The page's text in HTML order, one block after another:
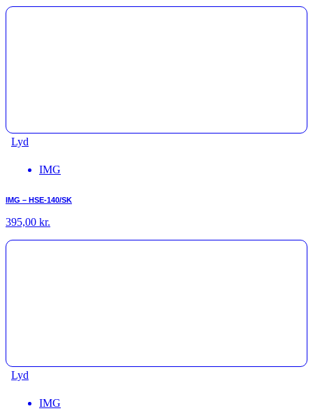
Lyd
IMG
IMG – HSE-140/SK
395,00 kr.
Lyd
IMG